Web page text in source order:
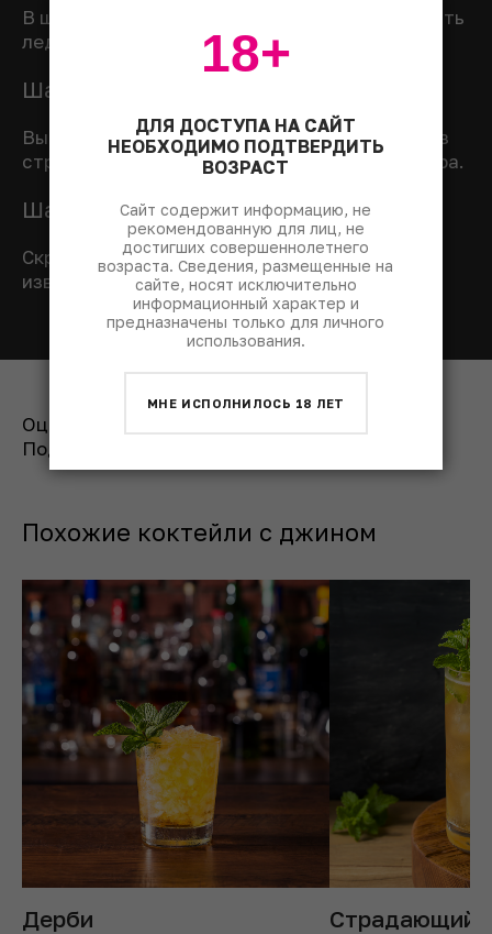
В шейкере смешать все ингредиенты, добавить
лед и энергично потрясти.
Шаг 3: Переливаем коктейль
Выбросить из коктейльного бокала лед, через
стрейнер перелить в него коктейль из шейкера.
Шаг 4: Украшаем коктейль
Скрутить полоску цедры в спираль, чтобы
извлечь эфирные масла, и опустить в бокал.
Оценить рецепт:
Поделиться:
Похожие коктейли с джином
Дерби Страдающий
ДЛЯ ДОСТУПА НА САЙТ
НЕОБХОДИМО ПОДТВЕРДИТЬ
ВОЗРАСТ
Сайт содержит информацию, не
рекомендованную для лиц, не
достигших совершеннолетнего
возраста. Сведения, размещенные на
сайте, носят исключительно
информационный характер и
предназначены только для личного
использования.
МНЕ ИСПОЛНИЛОСЬ 18 ЛЕТ
18+